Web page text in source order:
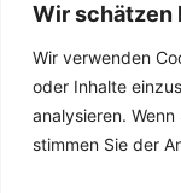
Wir schätzen
Wir verwenden
oder Inhalte
analysieren.
stimmen Sie der